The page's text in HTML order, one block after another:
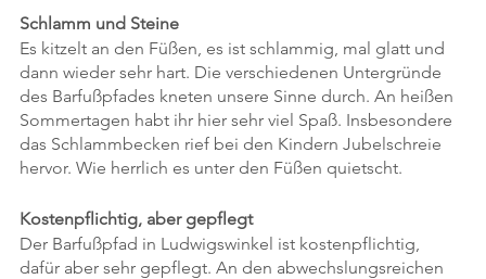
Schlamm und Steine
Es kitzelt an den Füßen, es ist schlammig, mal glatt und
dann wieder sehr hart. Die verschiedenen Untergründe
des Barfußpfades kneten unsere Sinne durch. An heißen
Sommertagen habt ihr hier sehr viel Spaß. Insbesondere
das Schlammbecken rief bei den Kindern Jubelschreie
hervor. Wie herrlich es unter den Füßen quietscht.
Kostenpflichtig, aber gepflegt
Der Barfußpfad in Ludwigswinkel ist kostenpflichtig,
dafür aber sehr gepflegt. An den abwechslungsreichen